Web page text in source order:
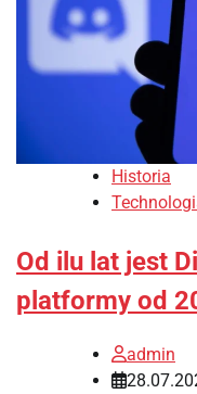
Historia
Od ilu lat jest
platformy od
admin